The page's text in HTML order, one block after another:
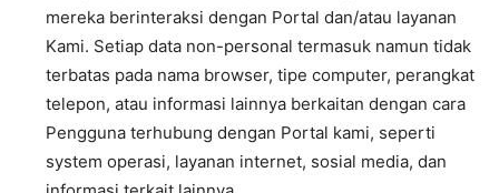
mereka berinteraksi dengan Portal dan/atau layanan
Kami. Setiap data non-personal termasuk namun tidak
terbatas pada nama browser, tipe computer, perangkat
telepon, atau informasi lainnya berkaitan dengan cara
Pengguna terhubung dengan Portal kami, seperti
system operasi, layanan internet, sosial media, dan